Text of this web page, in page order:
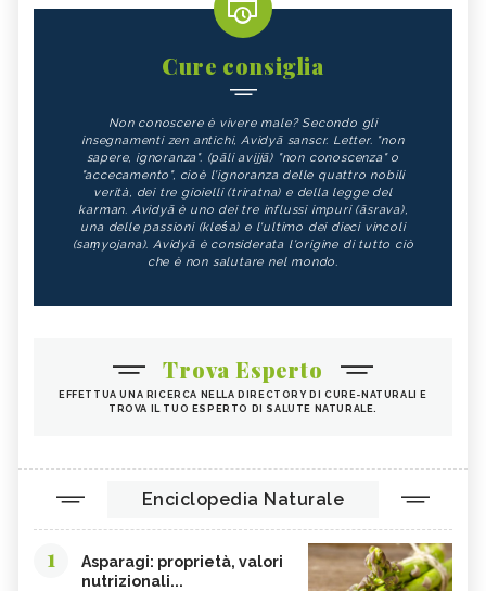
Cure consiglia
Non conoscere è vivere male? Secondo gli
insegnamenti zen antichi, Avidyā sanscr. Letter. "non
sapere, ignoranza". (pāli avijjā) "non conoscenza" o
"accecamento", cioè l'ignoranza delle quattro nobili
verità, dei tre gioielli (triratna) e della legge del
karman. Avidyā è uno dei tre influssi impuri (āsrava),
una delle passioni (kleśa) e l'ultimo dei dieci vincoli
(saṃyojana). Avidyā è considerata l'origine di tutto ciò
che è non salutare nel mondo.
Trova Esperto
EFFETTUA UNA RICERCA NELLA DIRECTORY DI CURE-NATURALI E
TROVA IL TUO ESPERTO DI SALUTE NATURALE.
Enciclopedia Naturale
1
Asparagi: proprietà, valori
nutrizionali...